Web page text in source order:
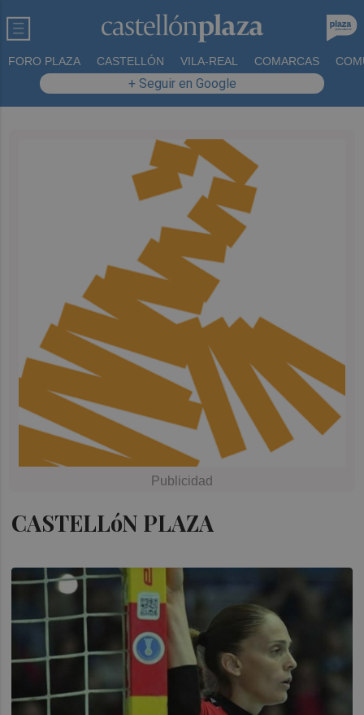
FORO PLAZA CASTELLÓN VILA-REAL COMARCAS
+ Seguir en Google
CASTELLóN PLAZA